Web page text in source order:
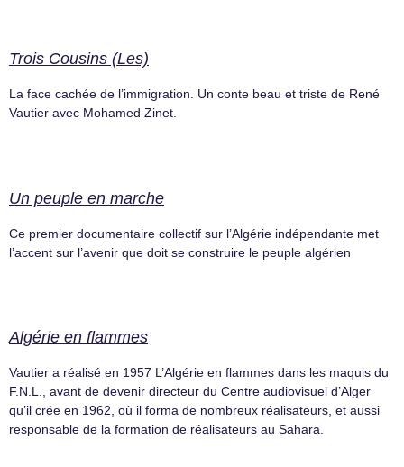
Trois Cousins (Les)
La face cachée de l’immigration. Un conte beau et triste de René
Vautier avec Mohamed Zinet.
Un peuple en marche
Ce premier documentaire collectif sur l’Algérie indépendante met
l’accent sur l’avenir que doit se construire le peuple algérien
Algérie en flammes
Vautier a réalisé en 1957 L’Algérie en flammes dans les maquis du
F.N.L., avant de devenir directeur du Centre audiovisuel d’Alger
qu’il crée en 1962, où il forma de nombreux réalisateurs, et aussi
responsable de la formation de réalisateurs au Sahara.